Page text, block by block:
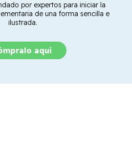
por expertos para iniciar la
de una forma sencilla e
ilustrada.
aquí